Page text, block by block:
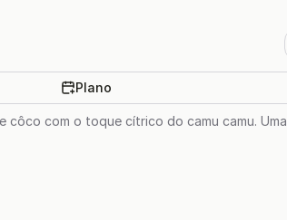
Plano
côco com o toque cítrico do camu camu. Uma